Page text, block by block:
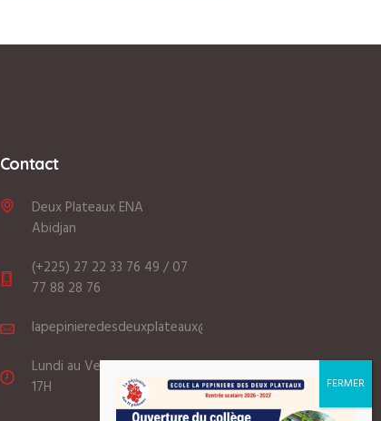
Contact
Deux Plateaux ENA
Abidjan
(+225) 27 22 33 76 49 / 07
77 88 28 76
lapepinieredesdeuxplateaux@gmail.com
Lundi au Vendredi: 8:00 -
17H